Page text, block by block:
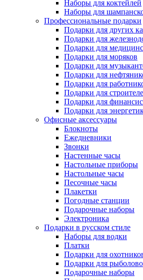
Наборы для коктейлей
Наборы для
Профессиональные подарки
Подарки для других
Подарки для
Подарки для
Подарки для моряков
Подарки для
Подарки для
Подарки для
Подарки для
Подарки для
Подарки для
Офисные аксессуары
Блокноты
Ежедневники
Звонки
Настенные часы
Настольные приборы
Настольные часы
Песочные часы
Плакетки
Погодные станции
Подарочные наборы
Электроника
Подарки в русском стиле
Наборы для водки
Платки
Подарки для
Подарки для
Подарочные наборы